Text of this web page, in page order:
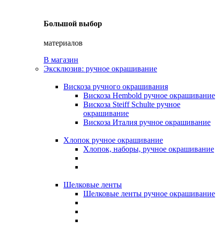
Большой выбор
материалов
В магазин
Эксклюзив: ручное окрашивание
Вискоза ручного окрашивания
Вискоза Hembold ручное окрашивание
Вискоза Steiff Schulte ручное
окрашивание
Вискоза Италия ручное окрашивание
Хлопок ручное окрашивание
Хлопок, наборы, ручное окрашивание
Шелковые ленты
Шелковые ленты ручное окрашивание